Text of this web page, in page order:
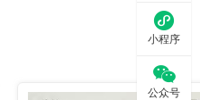

小程序

公众号